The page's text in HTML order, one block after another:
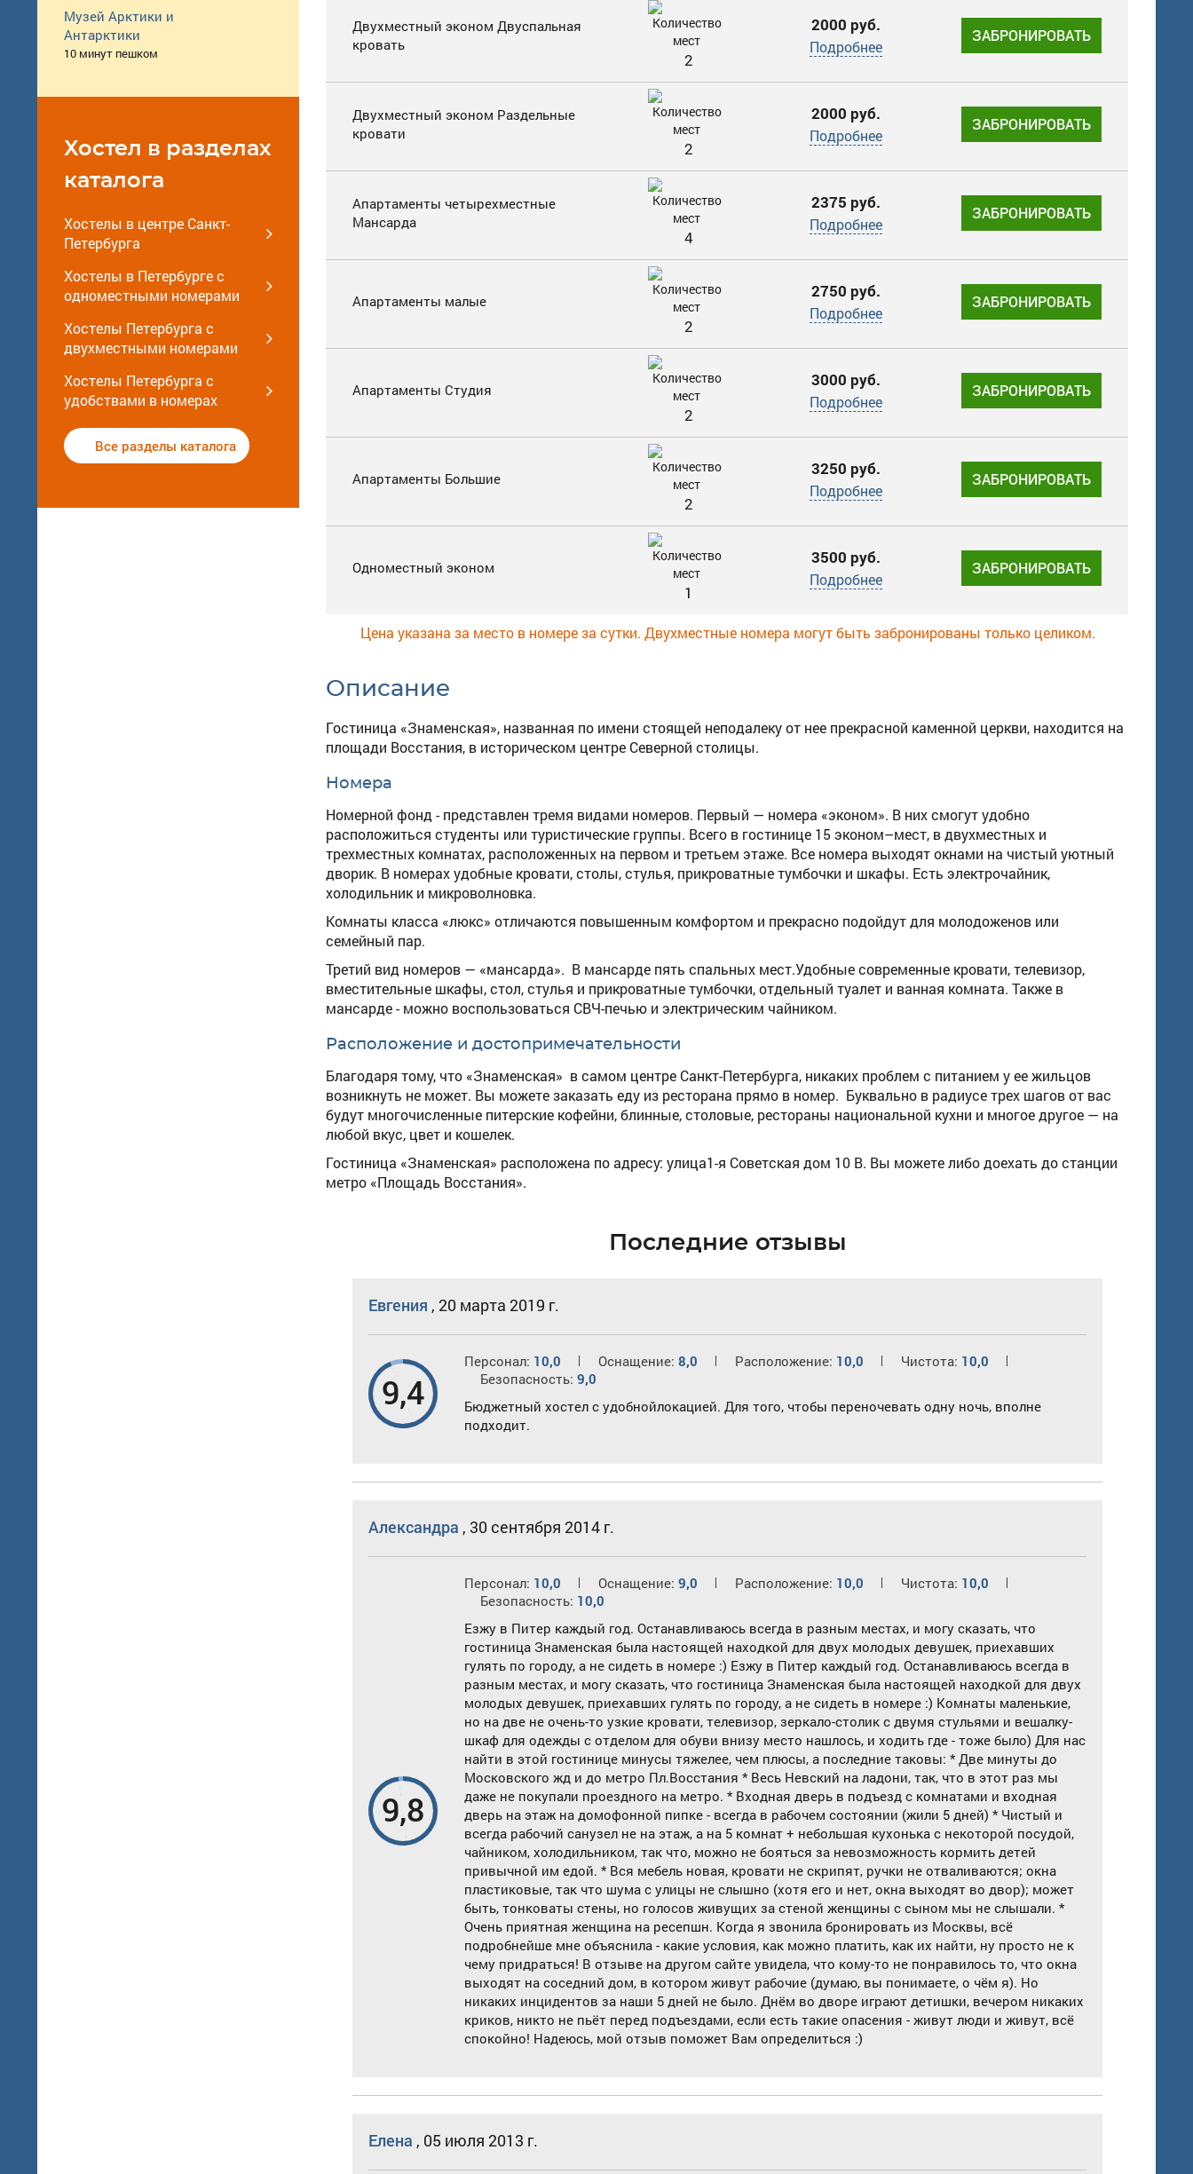
Музей Арктики и
Антарктики
10 минут пешком
Хостел в разделах
каталога
Хостелы в центре Санкт-
Петербурга
Хостелы в Петербурге с
одноместными номерами
Хостелы Петербурга с
двухместными номерами
Хостелы Петербурга с
удобствами в номерах
Все разделы каталога
Двухместный эконом Двуспальная
кровать
2
2000 руб.
Подробнее
ЗАБРОНИРОВАТЬ
Двухместный эконом Раздельные
кровати
2
2000 руб.
Подробнее
ЗАБРОНИРОВАТЬ
Апартаменты четырехместные
Мансарда
4
2375 руб.
Подробнее
ЗАБРОНИРОВАТЬ
Апартаменты малые
2
2750 руб.
Подробнее
ЗАБРОНИРОВАТЬ
Апартаменты Студия
2
3000 руб.
Подробнее
ЗАБРОНИРОВАТЬ
Апартаменты Большие
2
3250 руб.
Подробнее
ЗАБРОНИРОВАТЬ
Одноместный эконом
1
3500 руб.
Подробнее
ЗАБРОНИРОВАТЬ
Цена указана за место в номере за сутки. Двухместные номера могут быть забронированы только целиком.
Описание
Гостиница «Знаменская», названная по имени стоящей неподалеку от нее прекрасной каменной церкви, находится на
площади Восстания, в историческом центре Северной столицы.
Номера
Номерной фонд - представлен тремя видами номеров. Первый — номера «эконом». В них смогут удобно
расположиться студенты или туристические группы. Всего в гостинице 15 эконом–мест, в двухместных и
трехместных комнатах, расположенных на первом и третьем этаже. Все номера выходят окнами на чистый уютный
дворик. В номерах удобные кровати, столы, стулья, прикроватные тумбочки и шкафы. Есть электрочайник,
холодильник и микроволновка.
Комнаты класса «люкс» отличаются повышенным комфортом и прекрасно подойдут для молодоженов или
семейный пар.
Третий вид номеров — «мансарда». В мансарде пять спальных мест.Удобные современные кровати, телевизор,
вместительные шкафы, стол, стулья и прикроватные тумбочки, отдельный туалет и ванная комната. Также в
мансарде - можно воспользоваться СВЧ-печью и электрическим чайником.
Расположение и достопримечательности
Благодаря тому, что «Знаменская» в самом центре Санкт-Петербурга, никаких проблем с питанием у ее жильцов
возникнуть не может. Вы можете заказать еду из ресторана прямо в номер. Буквально в радиусе трех шагов от вас
будут многочисленные питерские кофейни, блинные, столовые, рестораны национальной кухни и многое другое — на
любой вкус, цвет и кошелек.
Гостиница «Знаменская» расположена по адресу: улица1-я Советская дом 10 В. Вы можете либо доехать до станции
метро «Площадь Восстания».
Последние отзывы
Евгения , 20 марта 2019 г.
9,4
Персонал: 10,0 Оснащение:8,0 Расположение: 10,0 Чистота: 10,0
Безопасность:9,0
Бюджетный хостел с удобнойлокацией. Для того, чтобы переночевать одну ночь, вполне
подходит.
Александра , 30 сентября 2014 г.
9,8
Персонал: 10,0 Оснащение:9,0 Расположение: 10,0 Чистота: 10,0
Безопасность: 10,0
Езжу в Питер каждый год. Останавливаюсь всегда в разным местах, и могу сказать, что
гостиница Знаменская была настоящей находкой для двух молодых девушек, приехавших
гулять по городу, а не сидеть в номере :) Езжу в Питер каждый год. Останавливаюсь всегда в
разным местах, и могу сказать, что гостиница Знаменская была настоящей находкой для двух
молодых девушек, приехавших гулять по городу, а не сидеть в номере :) Комнаты маленькие,
но на две не очень-то узкие кровати, телевизор, зеркало-столик с двумя стульями и вешалку-
шкаф для одежды с отделом для обуви внизу место нашлось, и ходить где - тоже было) Для нас
найти в этой гостинице минусы тяжелее, чем плюсы, а последние таковы: * Две минуты до
Московского жд и до метро Пл.Восстания * Весь Невский на ладони, так, что в этот раз мы
даже не покупали проездного на метро. * Входная дверь в подъезд с комнатами и входная
дверь на этаж на домофонной пипке - всегда в рабочем состоянии (жили 5 дней) * Чистый и
всегда рабочий санузел не на этаж, а на 5 комнат + небольшая кухонька с некоторой посудой,
чайником, холодильником, так что, можно не бояться за невозможность кормить детей
привычной им едой. * Вся мебель новая, кровати не скрипят, ручки не отваливаются; окна
пластиковые, так что шума с улицы не слышно (хотя его и нет, окна выходят во двор); может
быть, тонковаты стены, но голосов живущих за стеной женщины с сыном мы не слышали. *
Очень приятная женщина на ресепшн. Когда я звонила бронировать из Москвы, всё
подробнейше мне объяснила - какие условия, как можно платить, как их найти, ну просто не к
чему придраться! В отзыве на другом сайте увидела, что кому-то не понравилось то, что окна
выходят на соседний дом, в котором живут рабочие (думаю, вы понимаете, о чём я). Но
никаких инцидентов за наши 5 дней не было. Днём во дворе играют детишки, вечером никаких
криков, никто не пьёт перед подъездами, если есть такие опасения - живут люди и живут, всё
спокойно! Надеюсь, мой отзыв поможет Вам определиться :)
Елена , 05 июля 2013 г.